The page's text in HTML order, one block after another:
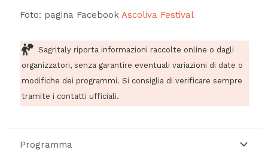
Foto: pagina Facebook Ascoliva Festival
Sagritaly riporta informazioni raccolte online o dagli
organizzatori, senza garantire eventuali variazioni di date o
modifiche dei programmi. Si consiglia di verificare sempre
tramite i contatti ufficiali.
Programma